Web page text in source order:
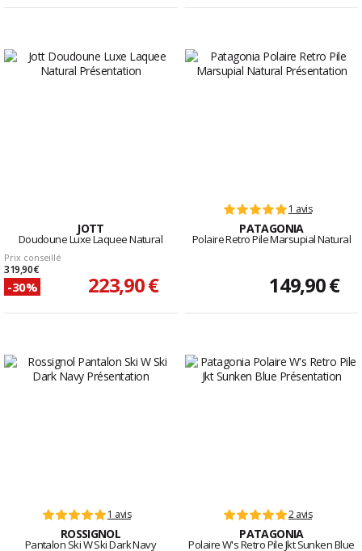
JOTT
Doudoune Luxe Laquee Natural
Prix conseillé
319,90 €
-30% 223,90 €
1 avis
PATAGONIA
Polaire Retro Pile Marsupial Natural
149,90 €
1 avis
ROSSIGNOL
Pantalon Ski W Ski Dark Navy
2 avis
PATAGONIA
Polaire W's Retro Pile Jkt Sunken Blue